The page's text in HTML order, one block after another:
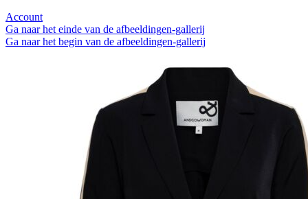
Account
Ga naar het einde van de afbeeldingen-gallerij
Ga naar het begin van de afbeeldingen-gallerij